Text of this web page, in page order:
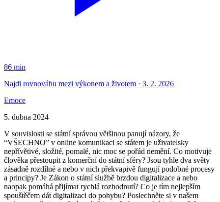
86 min
Najdi rovnováhu mezi výkonem a životem · 3. 2. 2026
Emoce
5. dubna 2024
V souvislosti se státní správou většinou panují názory, že
“VŠECHNO” v online komunikaci se státem je uživatelsky
nepřívětivé, složité, pomalé, nic moc se pořád nemění. Co motivuje
člověka přestoupit z komerční do státní sféry? Jsou tyhle dva světy
zásadně rozdílné a nebo v nich překvapivě fungují podobné procesy
a principy? Je Zákon o státní službě brzdou digitalizace a nebo
naopak pomáhá přijímat rychlá rozhodnutí? Co je tím nejlepším
spouštěčem dát digitalizaci do pohybu? Poslechněte si v našem